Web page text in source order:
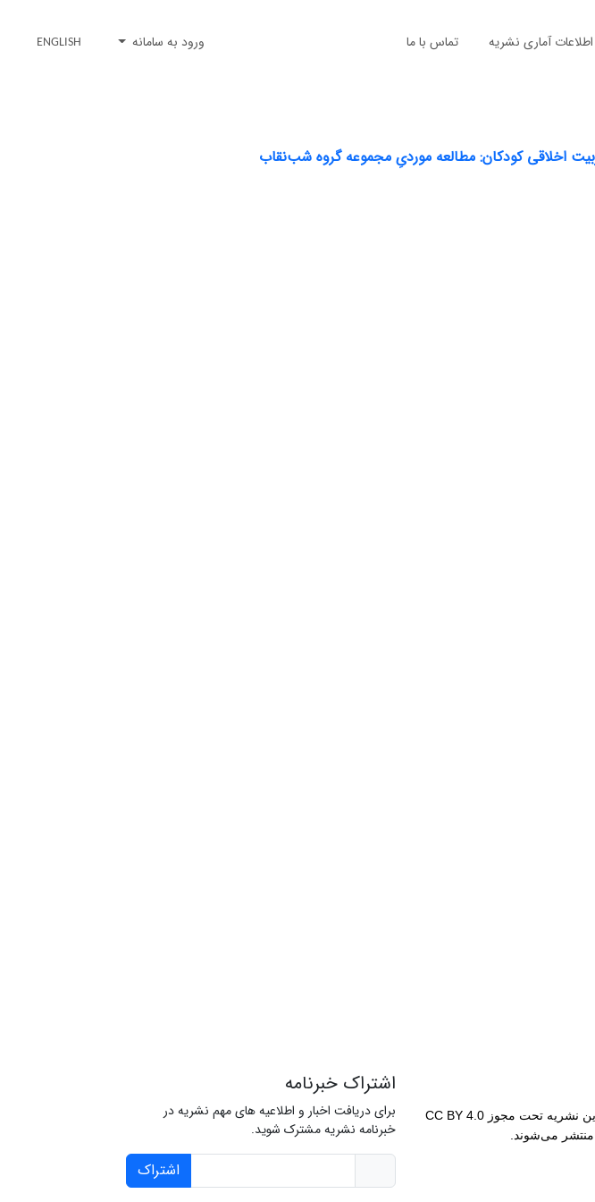
اطلاعات آماری نشریه تماس با ما ورود به سامانه ENGLISH
اخلاقی کودکان: مطالعه موردیِ مجموعه گروه شب‌نقاب
تمامی مقالات این نشریه تحت مجوز CC BY 4.0
منتشر می‌شوند.
اشتراک خبرنامه
برای دریافت اخبار و اطلاعیه های مهم نشریه در
خبرنامه نشریه مشترک شوید.
اشتراک